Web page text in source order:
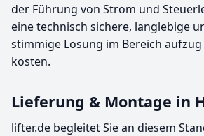
der Führung von Strom und
eine technisch sichere, langlebige
stimmige Lösung im Bereich
kosten.
Lieferung & Montage in
lifter.de begleitet Sie an diesem